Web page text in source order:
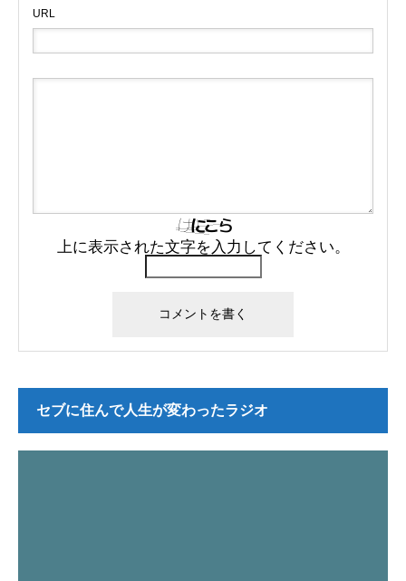
URL
上に表示された文字を入力してください。
セブに住んで人生が変わったラジオ